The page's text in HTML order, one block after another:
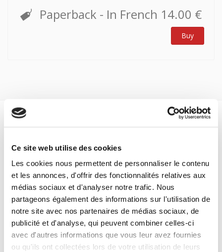
Ce site web utilise des cookies
Les cookies nous permettent de personnaliser le contenu
et les annonces, d'offrir des fonctionnalités relatives aux
médias sociaux et d'analyser notre trafic. Nous
partageons également des informations sur l'utilisation de
notre site avec nos partenaires de médias sociaux, de
publicité et d'analyse, qui peuvent combiner celles-ci
avec d'autres informations que vous leur avez fournies
ou qu'ils ont collectées lors de votre utilisation de leurs
Paperback - In French 14.00 €
Buy
Specifications
Formats
Contents
Specifications
Publisher
Presses de Sciences Po